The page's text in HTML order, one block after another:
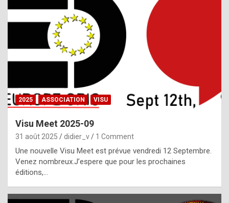
l
,
g
h
t
f
2025 ASSOCIATION VISU
Visu Meet 2025-09
31 août 2025 didier_v 1 Comment
Une nouvelle Visu Meet est prévue vendredi 12 Septembre.
Venez nombreux.J’espere que pour les prochaines
éditions,…